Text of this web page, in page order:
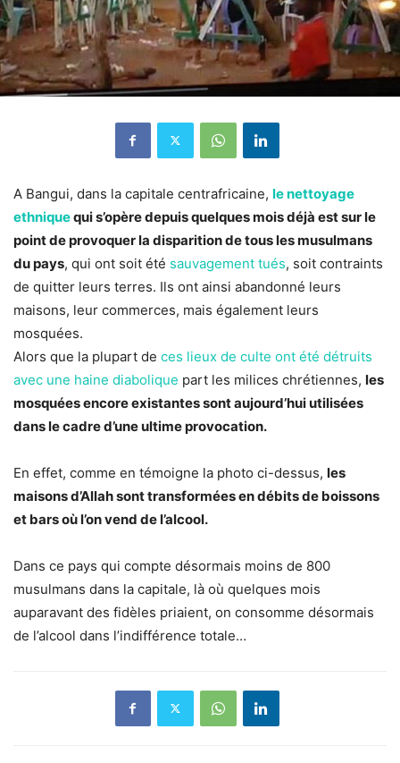
A Bangui, dans la capitale centrafricaine, le nettoyage
ethniquequi s’opère depuis quelques mois déjà est sur le
point de provoquer la disparition de tous les musulmans
du pays, qui ont soit été sauvagement tués, soit contraints
de quitter leurs terres. Ils ont ainsi abandonné leurs
maisons, leur commerces, mais également leurs
mosquées.
Alors que la plupart de ces lieux de culte ont été détruits
avec une haine diabolique part les milices chrétiennes, les
mosquées encore existantes sont aujourd’hui utilisées
dans le cadre d’une ultime provocation.
En effet, comme en témoigne la photo ci-dessus, les
maisons d’Allah sont transformées en débits de boissons
et bars où l’on vend de l’alcool.
Dans ce pays qui compte désormais moins de 800
musulmans dans la capitale, là où quelques mois
auparavant des fidèles priaient, on consomme désormais
de l’alcool dans l’indifférence totale…